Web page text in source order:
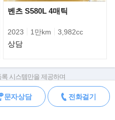
의 일반형과 8기통 4.0ℓ 트윈터
은
휘한다. 0→100㎞/h 가속은 6초
벤츠 S580L 4매틱
2023 1만km 3,982cc
상담
문자상담 전화걸기
시스템만을 제공하며
모든 책임은 판매자에게 있습니다.
점검기록부, 실제 차량 상태,
정보를 확인하세요.